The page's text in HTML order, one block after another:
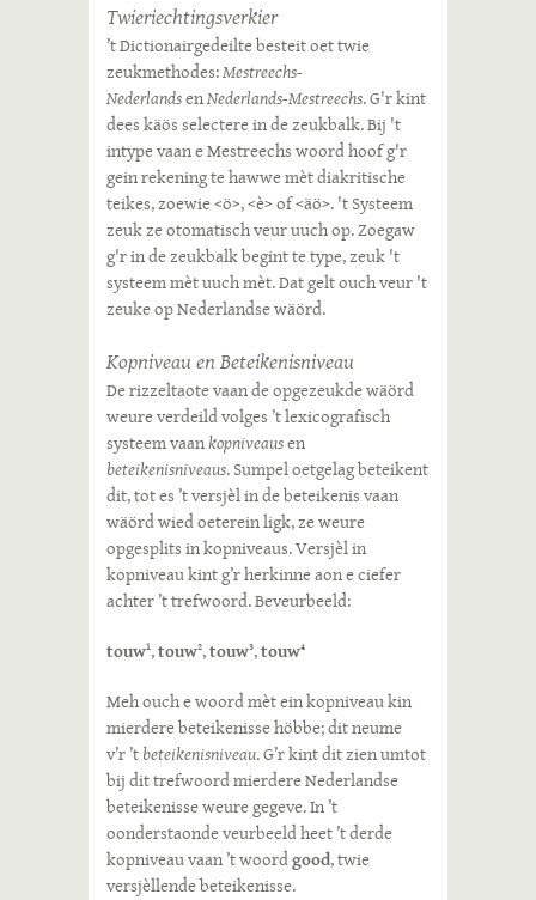
Twieriechtingsverkier
’t Dictionairgedeilte besteit oet twie
zeukmethodes:Mestreechs-
NederlandsenNederlands-Mestreechs. G'r kint
dees käös selectere in de zeukbalk. Bij 't
intype vaan e Mestreechs woord hoof g'r
gein rekening te hawwe mèt diakritische
teikes, zoewie <ö>, <è> of <äö>. 't Systeem
zeuk ze otomatisch veur uuch op. Zoegaw
g'r in de zeukbalk begint te type, zeuk 't
systeem mèt uuch mèt. Dat gelt ouch veur 't
zeuke op Nederlandse wäörd.
Kopniveau en Beteikenisniveau
De rizzeltaote vaan de opgezeukde wäörd
weure verdeild volges ’t lexicografisch
systeem vaankopniveausen
beteikenisniveaus. Sumpel oetgelag beteikent
dit, tot es ’t versjèl in de beteikenis vaan
wäörd wied oeterein ligk, ze weure
opgesplits in kopniveaus. Versjèl in
kopniveau kint g’r herkinne aon e ciefer
achter ’t trefwoord. Beveurbeeld:
touw1,touw2,touw3,touw4
Meh ouch e woord mèt ein kopniveau kin
mierdere beteikenisse höbbe; dit neume
v’r ’tbeteikenisniveau. G’r kint dit zien umtot
bij dit trefwoord mierdere Nederlandse
beteikenisse weure gegeve. In ’t
oonderstaonde veurbeeld heet ’t derde
kopniveau vaan ’t woordgood, twie
versjèllende beteikenisse.